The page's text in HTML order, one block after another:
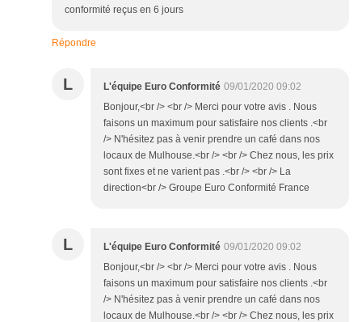
conformité reçus en 6 jours
Répondre
L L'équipe Euro Conformité 09/01/2020 09:02
Bonjour,<br /> <br /> Merci pour votre avis . Nous
faisons un maximum pour satisfaire nos clients .<br
/> N'hésitez pas à venir prendre un café dans nos
locaux de Mulhouse.<br /> <br /> Chez nous, les prix
sont fixes et ne varient pas .<br /> <br /> La
direction<br /> Groupe Euro Conformité France
L L'équipe Euro Conformité 09/01/2020 09:02
Bonjour,<br /> <br /> Merci pour votre avis . Nous
faisons un maximum pour satisfaire nos clients .<br
/> N'hésitez pas à venir prendre un café dans nos
locaux de Mulhouse.<br /> <br /> Chez nous, les prix